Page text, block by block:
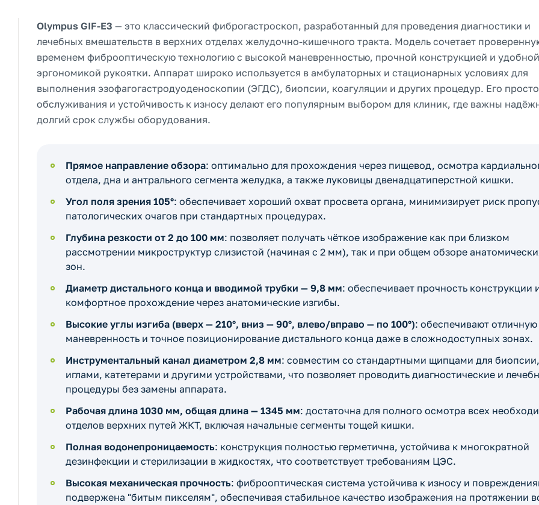
Olympus GIF-E3 — это классический фиброгастроскоп, разработанный для проведения диагностики и
лечебных вмешательств в верхних отделах желудочно-кишечного тракта. Модель сочетает
временем фиброоптическую технологию с высокой маневренностью, прочной конструкцией и удобной
эргономикой рукоятки. Аппарат широко используется в амбулаторных и стационарных условиях для
выполнения эзофагогастродуоденоскопии (ЭГДС), биопсии, коагуляции и других процедур. Его
обслуживания и устойчивость к износу делают его популярным выбором для клиник, где важны
долгий срок службы оборудования.
Прямое направление обзора: оптимально для прохождения через пищевод, осмотра
отдела, дна и антрального сегмента желудка, а также луковицы двенадцатиперстной кишки.
Угол поля зрения 105°: обеспечивает хороший охват просвета органа, минимизирует риск
патологических очагов при стандартных процедурах.
Глубина резкости от 2 до 100 мм: позволяет получать чёткое изображение как при близком
рассмотрении микроструктур слизистой (начиная с 2 мм), так и при общем обзоре
зон.
Диаметр дистального конца и вводимой трубки — 9,8 мм: обеспечивает прочность конструкции
комфортное прохождение через анатомические изгибы.
Высокие углы изгиба (вверх — 210°, вниз — 90°, влево/вправо — по 100°): обеспечивают отличную
маневренность и точное позиционирование дистального конца даже в сложнодоступных зонах.
Инструментальный канал диаметром 2,8 мм: совместим со стандартными щипцами для биопсии,
иглами, катетерами и другими устройствами, что позволяет проводить диагностические и
процедуры без замены аппарата.
Рабочая длина 1030 мм, общая длина — 1345 мм: достаточна для полного осмотра всех
отделов верхних путей ЖКТ, включая начальные сегменты тощей кишки.
Полная водонепроницаемость: конструкция полностью герметична, устойчива к многократной
дезинфекции и стерилизации в жидкостях, что соответствует требованиям ЦЭС.
Высокая механическая прочность: фиброоптическая система устойчива к износу и
подвержена "битым пикселям", обеспечивая стабильное качество изображения на протяжении